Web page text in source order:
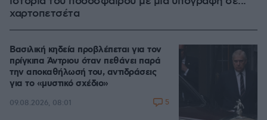
χαρτοπετσέτα
Βασιλική κηδεία προβλέπεται για τον
πρίγκιπα Άντριου όταν πεθάνει παρά
την αποκαθήλωσή του, αντιδράσεις
για το «μυστικό σχέδιο»
09.08.2026, 08:01 5